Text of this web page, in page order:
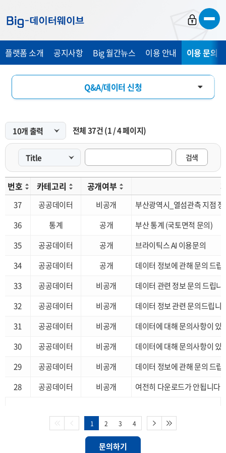
가
기
가
기
가
기
플랫폼 소개 공지사항 Big 월간뉴스 이용 안내 이용 문의
Q&A/데이터 신청
개선 요청
전체37건(1/4페이지)
검색
번호 카테고리 공개여부
37 공공데이터 비공개
부산광역시_열섬관측 지점
36
통계 공개
부산 통계 (국토면적 문의)
35
공공데이터 공개
브라이틱스 AI 이용문의
34
공공데이터 공개
데이터 정보에 관해 문의 드립
33
공공데이터 비공개
데이터 관련 정보 문의 드립니
32
공공데이터 비공개
데이터 정보 관련 문의드립니
31
공공데이터 비공개
데이터에 대해 문의사항이 있
30
공공데이터 비공개
데이터에 대해 문의사항이 있
29
공공데이터 비공개
데이터 정보에 관해 문의 드립
28
공공데이터 비공개 여전히 다운로드가 안됩니다
1 2 3 4
문의하기